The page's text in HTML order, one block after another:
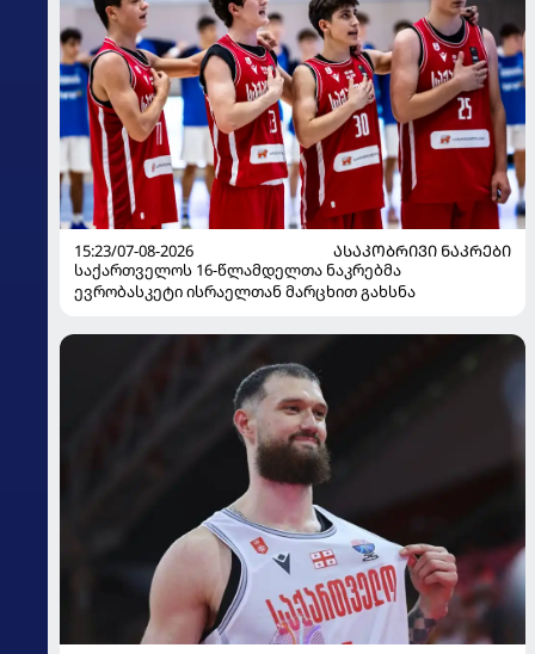
15:23/07-08-2026
ᲐᲡᲐᲙᲝᲑᲠᲘᲕᲘ ᲜᲐᲙᲠᲔᲑᲘ
საქართველოს 16-წლამდელთა ნაკრებმა
ევრობასკეტი ისრაელთან მარცხით გახსნა